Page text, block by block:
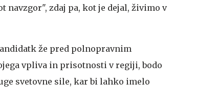
navzgor", zdaj pa, kot je dejal, živimo v
že pred polnopravnim
vpliva in prisotnosti v regiji, bodo
svetovne sile, kar bi lahko imelo